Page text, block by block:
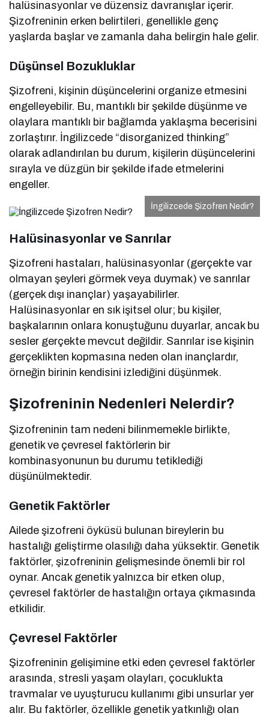
halüsinasyonlar ve düzensiz davranışlar içerir.
Şizofreninin erken belirtileri, genellikle genç
yaşlarda başlar ve zamanla daha belirgin hale gelir.
Düşünsel Bozukluklar
Şizofreni, kişinin düşüncelerini organize etmesini
engelleyebilir. Bu, mantıklı bir şekilde düşünme ve
olaylara mantıklı bir bağlamda yaklaşma becerisini
zorlaştırır. İngilizcede “disorganized thinking”
olarak adlandırılan bu durum, kişilerin düşüncelerini
sırayla ve düzgün bir şekilde ifade etmelerini
engeller.
İngilizcede Şizofren Nedir?
Halüsinasyonlar ve Sanrılar
Şizofreni hastaları, halüsinasyonlar (gerçekte var
olmayan şeyleri görmek veya duymak) ve sanrılar
(gerçek dışı inançlar) yaşayabilirler.
Halüsinasyonlar en sık işitsel olur; bu kişiler,
başkalarının onlara konuştuğunu duyarlar, ancak bu
sesler gerçekte mevcut değildir. Sanrılar ise kişinin
gerçeklikten kopmasına neden olan inançlardır,
örneğin birinin kendisini izlediğini düşünmek.
Şizofreninin Nedenleri Nelerdir?
Şizofreninin tam nedeni bilinmemekle birlikte,
genetik ve çevresel faktörlerin bir
kombinasyonunun bu durumu tetiklediği
düşünülmektedir.
Genetik Faktörler
Ailede şizofreni öyküsü bulunan bireylerin bu
hastalığı geliştirme olasılığı daha yüksektir. Genetik
faktörler, şizofreninin gelişmesinde önemli bir rol
oynar. Ancak genetik yalnızca bir etken olup,
çevresel faktörler de hastalığın ortaya çıkmasında
etkilidir.
Çevresel Faktörler
Şizofreninin gelişimine etki eden çevresel faktörler
arasında, stresli yaşam olayları, çocuklukta
travmalar ve uyuşturucu kullanımı gibi unsurlar yer
alır. Bu faktörler, özellikle genetik yatkınlığı olan